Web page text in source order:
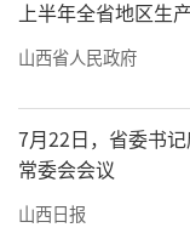
拓”这一命题进
主办方相
碳中和目标，
西作为国家重
上半年全省地区生
山西省人民政府
7月22日，省委书
常委会会议
山西日报